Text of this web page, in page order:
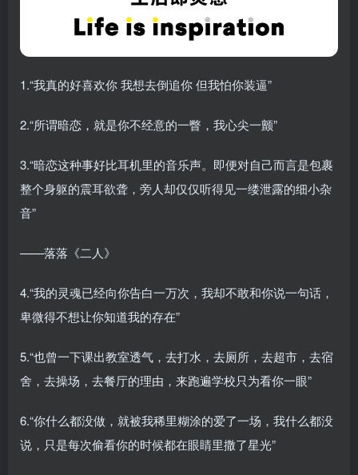
1.“我真的好喜欢你 我想去倒追你 但我怕你装逼”
2.“所谓暗恋，就是你不经意的一瞥，我心尖一颤”
3.“暗恋这种事好比耳机里的音乐声。即便对自己而言是包裹
整个身躯的震耳欲聋，旁人却仅仅听得见一缕泄露的细小杂
音”
——落落《二人》
4.“我的灵魂已经向你告白一万次，我却不敢和你说一句话，
卑微得不想让你知道我的存在”
5.“也曾一下课出教室透气，去打水，去厕所，去超市，去宿
舍，去操场，去餐厅的理由，来跑遍学校只为看你一眼”
6.“你什么都没做，就被我稀里糊涂的爱了一场，我什么都没
说，只是每次偷看你的时候都在眼睛里撒了星光”